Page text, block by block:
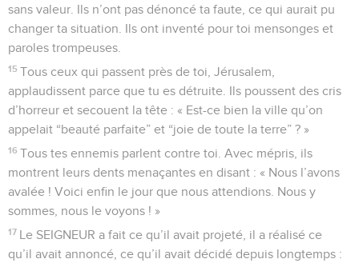
sans valeur. Ils n’ont pas dénoncé ta faute, ce qui aurait pu
changer ta situation. Ils ont inventé pour toi mensonges et
paroles trompeuses.
15 Tous ceux qui passent près de toi, Jérusalem,
applaudissent parce que tu es détruite. Ils poussent des cris
d’horreur et secouent la tête : « Est-ce bien la ville qu’on
appelait “beauté parfaite” et “joie de toute la terre” ? »
16 Tous tes ennemis parlent contre toi. Avec mépris, ils
montrent leurs dents menaçantes en disant : « Nous l’avons
avalée ! Voici enfin le jour que nous attendions. Nous y
sommes, nous le voyons ! »
17 Le SEIGNEUR a fait ce qu’il avait projeté, il a réalisé ce
qu’il avait annoncé, ce qu’il avait décidé depuis longtemps :